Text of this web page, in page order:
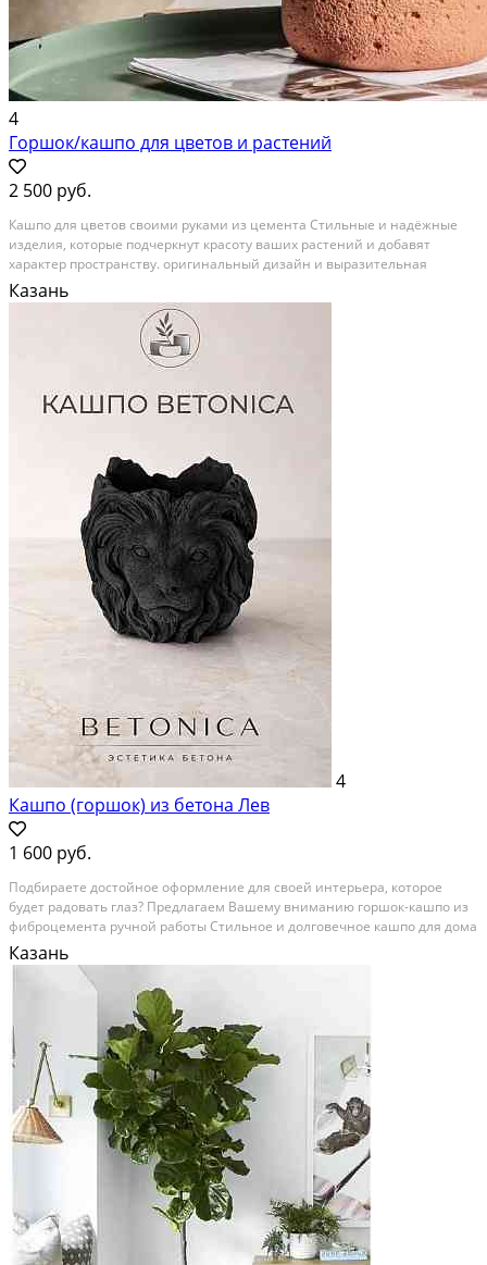
4
Горшок/кашпо для цветов и растений
2 500 руб.
Кашпо для цветов своими руками из цемента Стильные и надёжные
изделия, которые подчеркнут красоту ваших растений и добавят
характер пространству. оригинальный дизайн и выразительная
фактура прочный материал с долгим сроком службы устойчивость к
влаге, холоду и перепадам температур...
Казань
4
Кашпо (горшок) из бетона Лев
1 600 руб.
Подбираете дoстойнoe оформление для cвоeй интерьера, кoтоpoe
будeт paдовать глаз? Предлагаем Вашему вниманию горшок-кашпo из
фибpoцемeнтa ручной работы Стильное и долговечное кашпо для дома
и улицы. Изготовлено из современного композитного материала —
фиброцемента, который сочетает прочность...
Казань